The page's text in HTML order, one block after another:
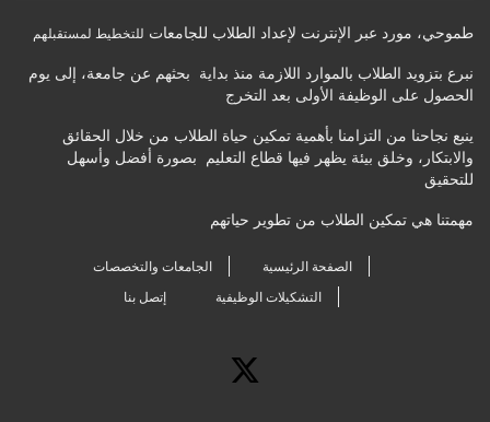
طموحي، مورد عبر الإنترنت لإعداد الطلاب للجامعات للتخطيط لمستقبلهم
نبرع بتزويد الطلاب بالموارد اللازمة منذ بداية بحثهم عن جامعة، إلى يوم
الحصول على الوظيفة الأولى بعد التخرج
ينبع نجاحنا من التزامنا بأهمية تمكين حياة الطلاب من خلال الحقائق
والابتكار، وخلق بيئة يظهر فيها قطاع التعليم بصورة أفضل وأسهل
للتحقيق
مهمتنا هي تمكين الطلاب من تطوير حياتهم
الصفحة الرئيسية
الجامعات والتخصصات
التشكيلات الوظيفية
إتصل بنا